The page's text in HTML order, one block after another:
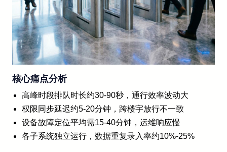
核心痛点分析
高峰时段排队时长约30-90秒，通行效率波动大
权限同步延迟约5-20分钟，跨楼宇放行不一致
设备故障定位平均需15-40分钟，运维响应慢
各子系统独立运行，数据重复录入率约10%-25%